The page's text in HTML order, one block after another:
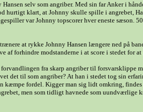
Hansen selv som angriber. Med sin far Anker i
hurtigt klart, at Johnny skulle spille i angrebet,
var Johnny topscorer hver eneste sæson.
at rykke Johnny Hansen længere ned på
af forhindre modstanderne i at score i stedet for
fra skarp angriber til forsvarsklippe
det til som angriber? At han i stedet tog sin
kæmpe fordel. Kigger man sig lidt omkring, findes
men som tidligt havnede som